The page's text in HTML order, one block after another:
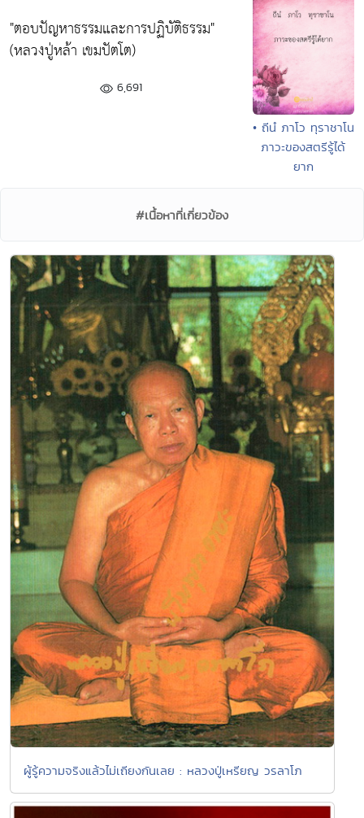
"ตอบปัญหาธรรมและการปฏิบัติธรรม"
(หลวงปู่หล้า เขมปัตโต)
6,691
• ถีนํ ภาโว ทุราชาโน
ภาวะของสตรีรู้ได้
ยาก
#เนื้อหาที่เกี่ยวข้อง
ผู้รู้ความจริงแล้วไม่เถียงกันเลย : หลวงปู่เหรียญ วรลาโภ